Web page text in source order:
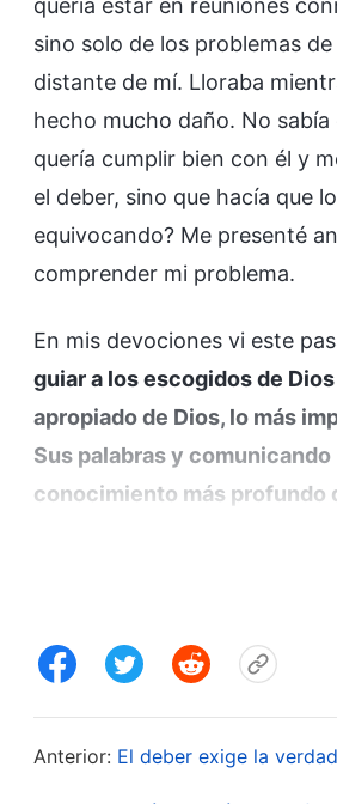
quería estar en reuniones
sino solo de los problemas
distante de mí. Lloraba
hecho mucho daño. No
quería cumplir bien con él y
el deber, sino que hacía que
equivocando? Me presenté
comprender mi problema.
En mis devociones vi este
guiar a los escogidos de
apropiado de Dios, lo más
Sus palabras y
conocimiento más profundo
así entender la verdad. […]
doctrina, entonces no
hecho de que la gente
equivale a que entienden la
es tan sencilla. Algunos
Anterior: El deber exige la verdad